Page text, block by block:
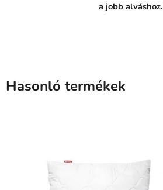
a jobb alváshoz.
Hasonló termékek